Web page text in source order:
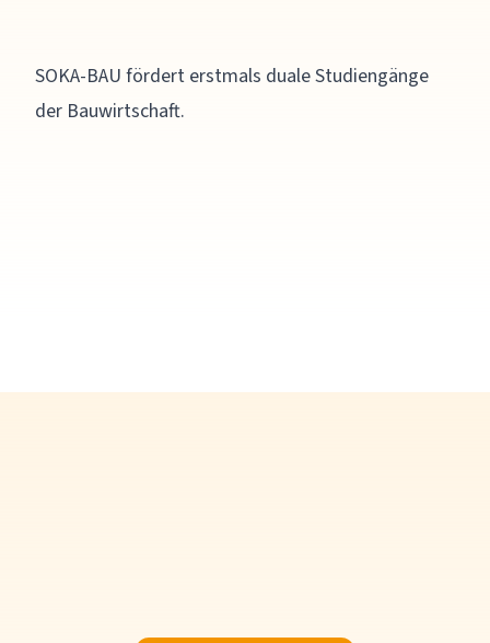
SOKA-BAU fördert erstmals duale Studiengänge
der Bauwirtschaft.